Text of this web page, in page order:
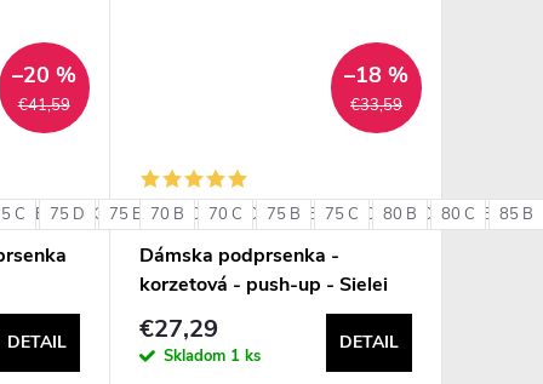
85 B 85 C 85 D 90 B 90 C + ďalšie
€41,59
–20 %
C 75 D 75 E 80 C 80 D 80 E 85 C 85 D 85 E 90
DETAIL
€33,59
–18 %
70 B 70 C 75 B 75 C 80 B 80 C 85 B
Dámska podprsenka -
korzetová - push-up - Sielei
1580
€27,29
Skladom 1 ks
DETAIL